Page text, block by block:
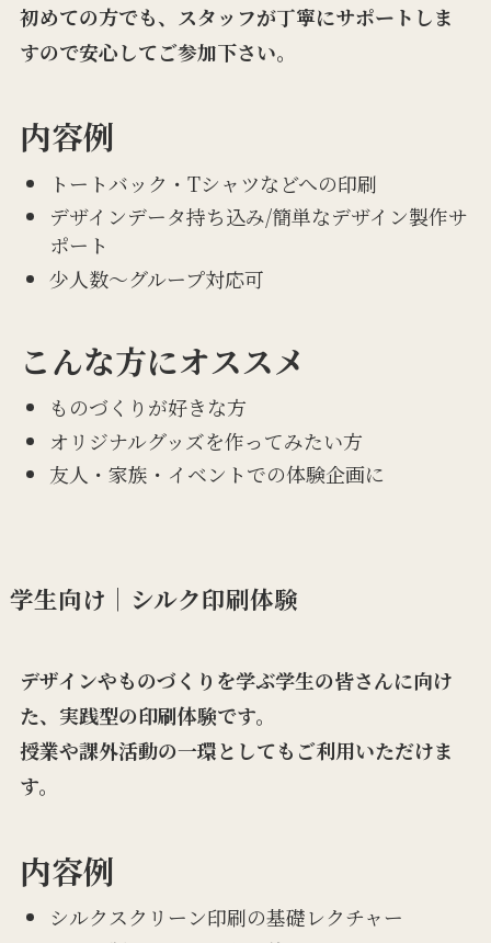
初めての方でも、スタッフが丁寧にサポートしま
すので安心してご参加下さい。
内容例
トートバック・Tシャツなどへの印刷
デザインデータ持ち込み/簡単なデザイン製作サ
ポート
少人数〜グループ対応可
こんな方にオススメ
ものづくりが好きな方
オリジナルグッズを作ってみたい方
友人・家族・イベントでの体験企画に
学生向け｜シルク印刷体験
デザインやものづくりを学ぶ学生の皆さんに向け
た、実践型の印刷体験です。
授業や課外活動の一環としてもご利用いただけま
す。
内容例
シルクスクリーン印刷の基礎レクチャー